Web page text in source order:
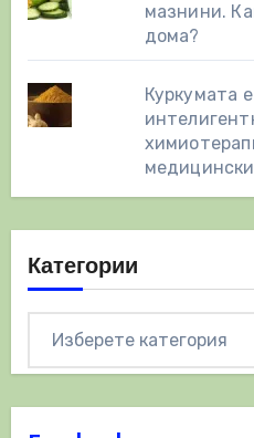
мазнини.
дома?
Куркумата
Категории